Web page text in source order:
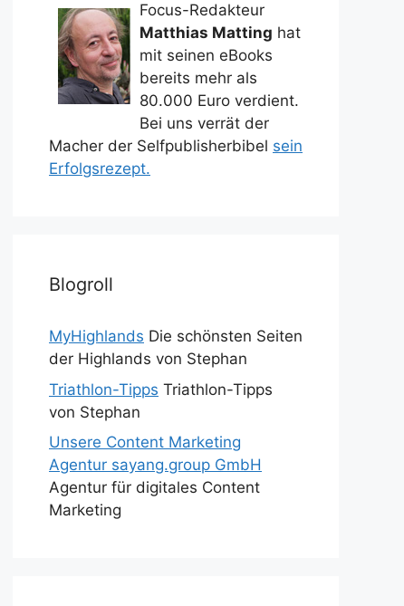
Focus-Redakteur
Matthias Matting hat
mit seinen eBooks
bereits mehr als
80.000 Euro verdient.
Bei uns verrät der
Macher der Selfpublisherbibel sein
Erfolgsrezept.
Blogroll
MyHighlands Die schönsten Seiten
der Highlands von Stephan
Triathlon-Tipps Triathlon-Tipps
von Stephan
Unsere Content Marketing
Agentur sayang.group GmbH
Agentur für digitales Content
Marketing